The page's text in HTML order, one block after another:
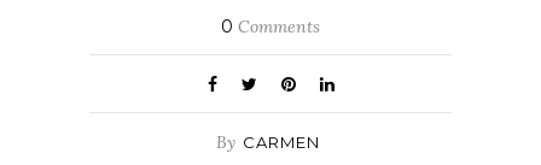
0 Comments
By CARMEN